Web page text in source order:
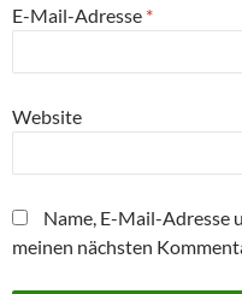
E-Mail-Adresse *
Website
Name, E-Mail-Adresse
meinen nächsten